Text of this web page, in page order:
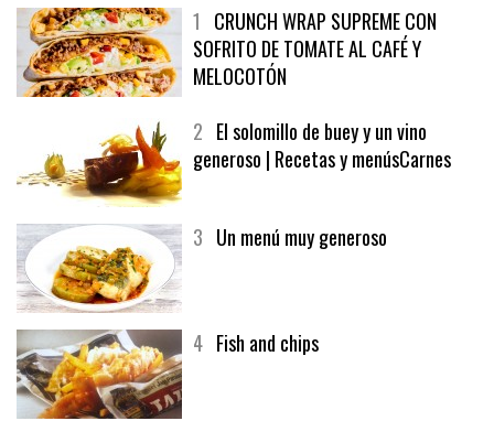
1 CRUNCH WRAP SUPREME CON
SOFRITO DE TOMATE AL CAFÉ Y
MELOCOTÓN
2 El solomillo de buey y un vino
generoso | Recetas y menúsCarnes
3 Un menú muy generoso
4 Fish and chips